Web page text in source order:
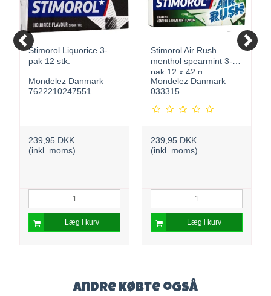
Stimorol Liquorice 3-
pak 12 stk.
Mondelez Danmark
7622210247551
239,95 DKK
(inkl. moms)
Læg i kurv
Stimorol Air Rush
menthol spearmint 3-
pak 12 x 42 g
Mondelez Danmark
033315
239,95 DKK
(inkl. moms)
Læg i kurv
Andre købte også